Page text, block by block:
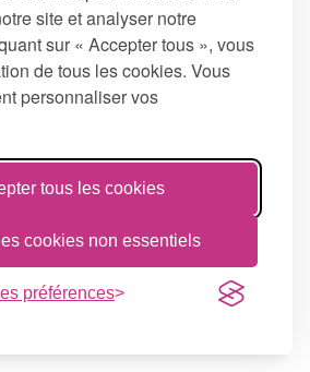
site et analyser notre
sur « Accepter tous », vous
de tous les cookies. Vous
personnaliser vos
tous les cookies
cookies non essentiels
préférences